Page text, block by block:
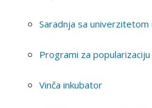
Saradnja sa
Programi za popularizaciju
Vinča inkubator